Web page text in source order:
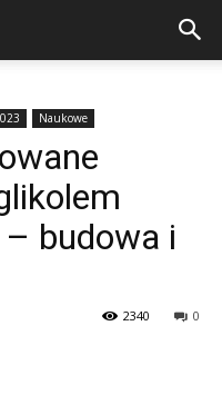
Naukowe
budowa i
0
2340